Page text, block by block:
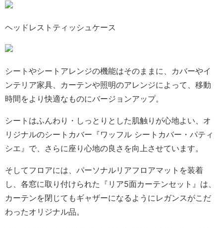
ヘッドレストティッシュケース
シートやシートアレンジの機能はそのままに、カバーやイ
ンテリア家具、カーテンや照明のアレンジによって、移動
時間をより快適なものにバージョンアップ。
シートはふんわり・しっとりとした肌触りが心地よい、オ
リジナルのシートカバー『ワッフル シートカバー・パティ
シエ』で、さらに座り心地の良さを向上させています。
そしてフロアには、パーソナルリアフロアマットを装着
し、各窓に取り付けられた『リア5面カーテンセット』は、
カーテンを閉じてもギャザーになるようにレガンスがこだ
わったオリジナル品。